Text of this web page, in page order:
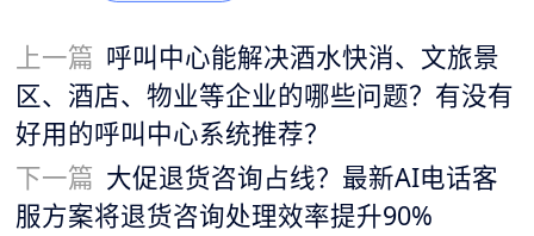
上一篇 呼叫中心能解决酒水快消、文旅景
区、酒店、物业等企业的哪些问题？有没有
好用的呼叫中心系统推荐？
下一篇 大促退货咨询占线？最新AI电话客
服方案将退货咨询处理效率提升90%